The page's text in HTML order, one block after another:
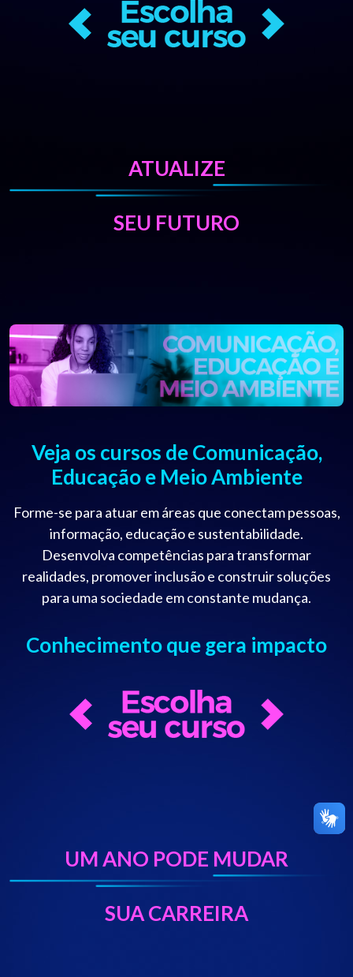
ATUALIZE
SEU FUTURO
Veja os cursos de Comunicação,
Educação e Meio Ambiente
Forme-se para atuar em áreas que conectam pessoas,
informação, educação e sustentabilidade.
Desenvolva competências para transformar
realidades, promover inclusão e construir soluções
para uma sociedade em constante mudança.
Conhecimento que gera impacto
UM ANO PODE MUDAR
SUA CARREIRA